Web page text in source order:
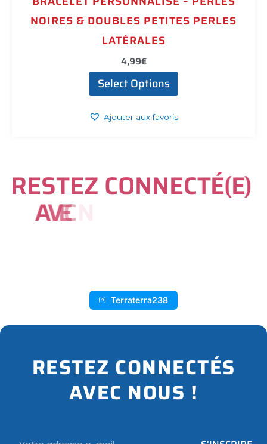
NOIRES & DOUBLES PETITES PERLES
LATÉRALES
4,99€
Select Options
Ajouter aux favoris
RESTEZ CONNECTÉ(E)
AVE
Terraterra238
RESTEZ CONNECTÉS
AVEC NOUS !